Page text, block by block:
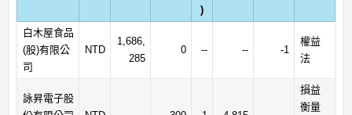
)
白木屋食品
(股)有限公
司
NTD
1,686,
285
0 -- -- -1
權益
法
詠昇電子股
損益
衡量